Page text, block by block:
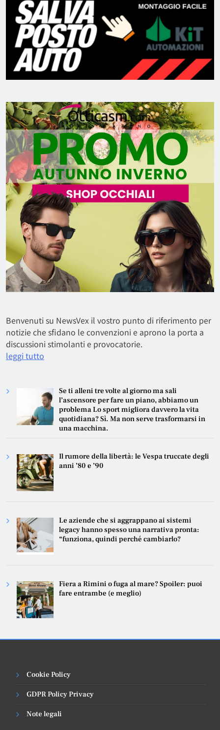
Benvenuti su NewsVex il vostro punto di riferimento per
notizie che sfidano le convenzioni e aprono la porta a
discussioni stimolanti e provocatorie.
leggi tutto
Se ti alleni tre volte al giorno ma sali
l’ascensore per fare un piano, abbiamo un
problema Lo sport migliora davvero la vita
quotidiana? Sì. Ma non serve trasformarsi in
una macchina.
Il rumore della libertà: le Vespa truccate degli
anni ’80 e ’90
Le aziende che si aggrappano ai sistemi
legacy hanno spesso una narrativa pronta:
“funziona, quindi perché cambiarlo?
Fiera a Rimini o fuga al mare? Spoiler: puoi
fare entrambe (e meglio)
Cookie Policy
GDPR Policy Privacy
Note legali